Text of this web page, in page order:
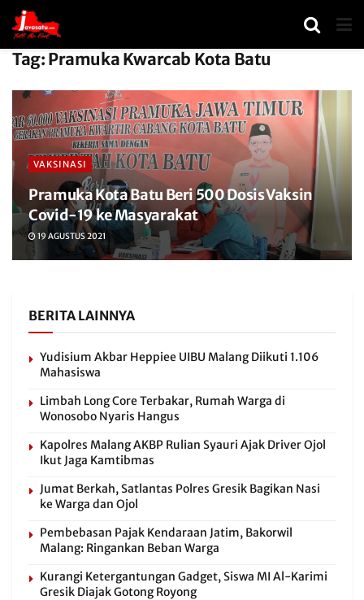
Tag: Pramuka Kwarcab Kota Batu
VAKSINASI
Pramuka Kota Batu Beri 500 Dosis Vaksin
Covid-19 ke Masyarakat
19 AGUSTUS 2021
BERITA LAINNYA
Yudisium Akbar Heppiee UIBU Malang Diikuti 1.106
Mahasiswa
Limbah Long Core Terbakar, Rumah Warga di
Wonosobo Nyaris Hangus
Kapolres Malang AKBP Rulian Syauri Ajak Driver Ojol
Ikut Jaga Kamtibmas
Jumat Berkah, Satlantas Polres Gresik Bagikan Nasi
ke Warga dan Ojol
Pembebasan Pajak Kendaraan Jatim, Bakorwil
Malang: Ringankan Beban Warga
Kurangi Ketergantungan Gadget, Siswa MI Al-Karimi
Gresik Diajak Gotong Royong